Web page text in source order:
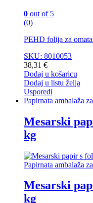
0 out of 5
(0)
PEHD folija za
SKU: 8010053
38,31 €
Dodaj u košaricu
Dodaj u listu želja
Usporedi
Papirnata ambalaža
Mesarski
kg
Papirnata ambalaža
Mesarski
kg